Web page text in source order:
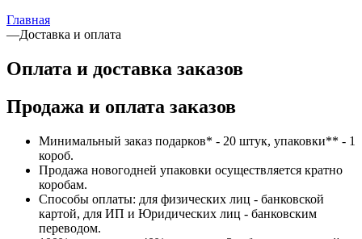
Главная
—Доставка и оплата
Оплата и доставка заказов
Продажа и оплата заказов
Минимальный заказ подарков* - 20 штук, упаковки** - 1
короб.
Продажа новогодней упаковки осуществляется кратно
коробам.
Способы оплаты: для физических лиц - банковской
картой, для ИП и Юридических лиц - банковским
переводом.